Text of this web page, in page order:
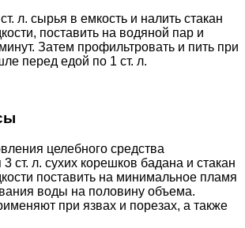
л. сырья в емкость и налить стакан
поставить на водяной пар и
Затем профильтровать и пить при
перед едой по 1 ст. л.
целебного средства
3 ст. л. сухих корешков бадана и стакан
поставить на минимальное пламя
воды на половину объема.
при язвах и порезах, а также